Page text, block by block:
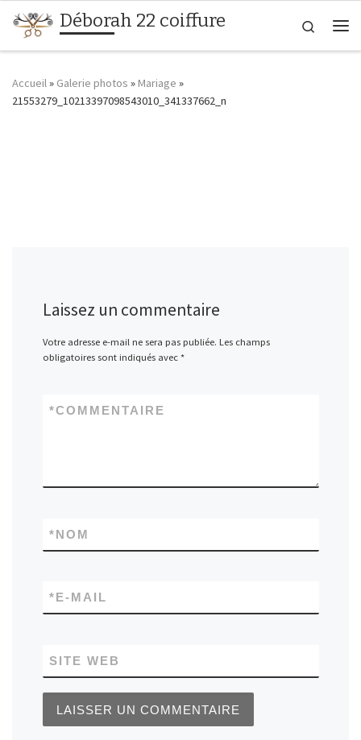
Passer au contenu
Déborah 22 coiffure
Search
Accueil» Galerie photos »Mariage »
21553279_10213397098543010_341337662_n
Laissez un commentaire
Votre adresse e-mail ne sera pas publiée. Les champs
obligatoires sont indiqués avec *
COMMENTAIRE
*
NOM
*
E-MAIL
*
SITE WEB